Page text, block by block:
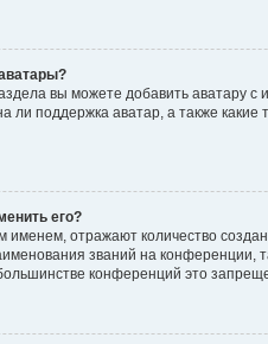
вы можете добавить аватару
ли поддержка аватар, а также
его?
отражают количество
званий на конференции,
конференций это